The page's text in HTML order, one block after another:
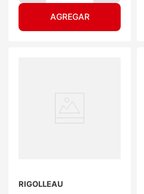
RIGOLLEAU